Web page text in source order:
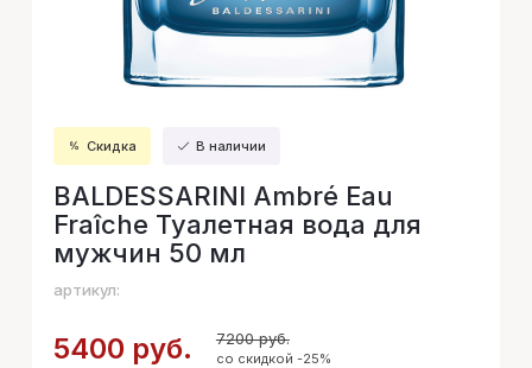
Скидка В наличии
BALDESSARINI Ambré Eau
Fraîche Туалетная вода для
мужчин 50 мл
артикул:
5400 руб. 7200 руб.
со скидкой -25%